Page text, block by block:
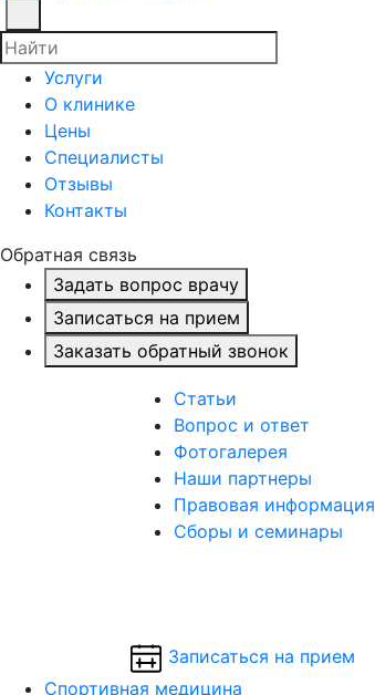
Услуги
О клинике
Цены
Специалисты
Отзывы
Контакты
Обратная связь
Задать вопрос врачу
Записаться на прием
Заказать обратный звонок
Статьи
Вопрос и ответ
Фотогалерея
Наши партнеры
Правовая информация
Сборы и семинары
Записаться на прием
Спортивная медицина